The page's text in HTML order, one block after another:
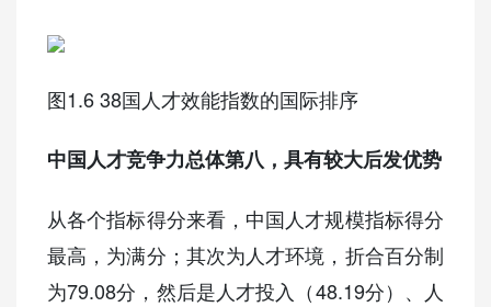
图1.6 38国人才效能指数的国际排序
中国人才竞争力总体第八，具有较大后发优势
从各个指标得分来看，中国人才规模指标得分
最高，为满分；其次为人才环境，折合百分制
为79.08分，然后是人才投入（48.19分）、人